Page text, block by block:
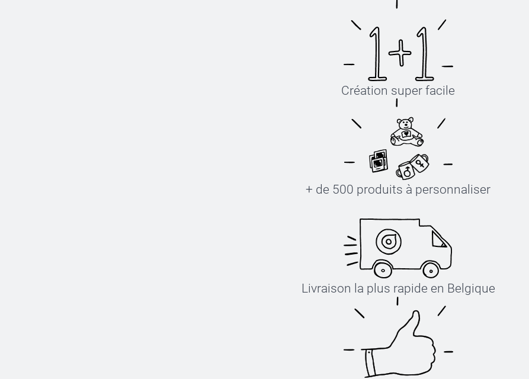
Création super facile
+ de 500 produits à personnaliser
Livraison la plus rapide en Belgique